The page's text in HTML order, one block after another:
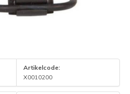
Artikelcode:
X0010200